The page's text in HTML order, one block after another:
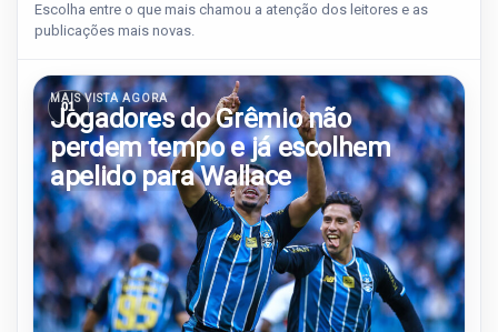
Escolha entre o que mais chamou a atenção dos leitores e as
publicações mais novas.
01
MAIS VISTA AGORA
Jogadores do Grêmio não
perdem tempo e já escolhem
apelido para Wallace